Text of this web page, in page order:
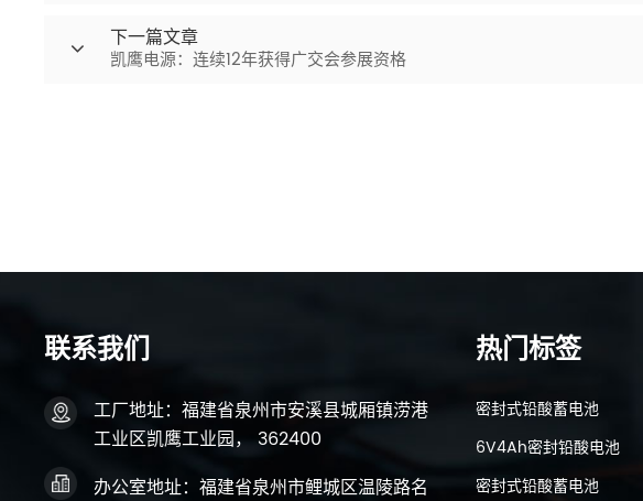
下一篇文章
凯鹰电源：连续12年获得广交会参展资格
联系我们
工厂地址：福建省泉州市安溪县城厢镇涝港
工业区凯鹰工业园， 362400
办公室地址：福建省泉州市鲤城区温陵路名
热门标签
密封式铅酸蓄电池
6V4Ah密封铅酸电池
密封式铅酸蓄电池